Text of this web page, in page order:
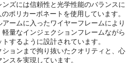
ズには信頼性と光学性能のバランスに
ポリカーボネートを使用しています。
ームに入ったワイヤーフレームにより
量なインジェクションフレームながら
するように設計されています。
ョンまで拘り抜いたクオリティと、心
スを実現しています。